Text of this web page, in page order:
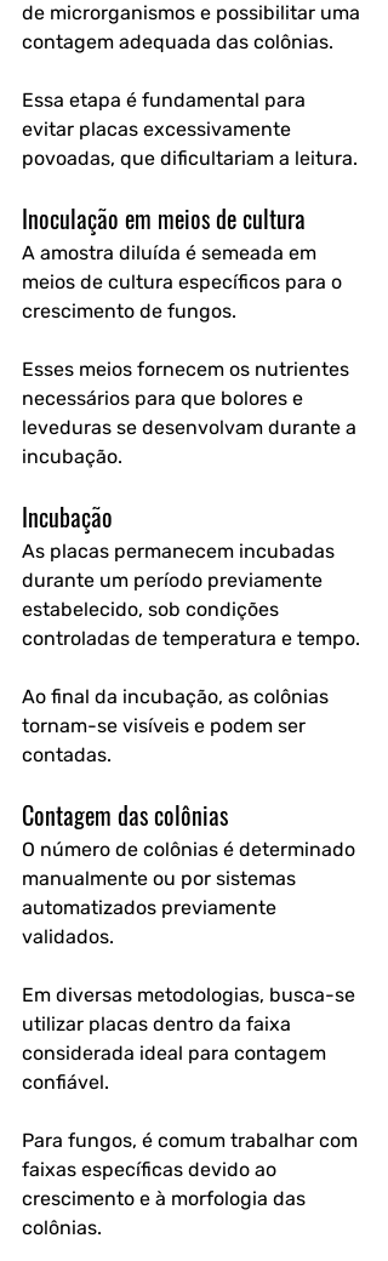
de microrganismos e possibilitar uma
contagem adequada das colônias.
Essa etapa é fundamental para
evitar placas excessivamente
povoadas, que dificultariam a leitura.
Inoculação em meios de cultura
A amostra diluída é semeada em
meios de cultura específicos para o
crescimento de fungos.
Esses meios fornecem os nutrientes
necessários para que bolores e
leveduras se desenvolvam durante a
incubação.
Incubação
As placas permanecem incubadas
durante um período previamente
estabelecido, sob condições
controladas de temperatura e tempo.
Ao final da incubação, as colônias
tornam-se visíveis e podem ser
contadas.
Contagem das colônias
O número de colônias é determinado
manualmente ou por sistemas
automatizados previamente
validados.
Em diversas metodologias, busca-se
utilizar placas dentro da faixa
considerada ideal para contagem
confiável.
Para fungos, é comum trabalhar com
faixas específicas devido ao
crescimento e à morfologia das
colônias.